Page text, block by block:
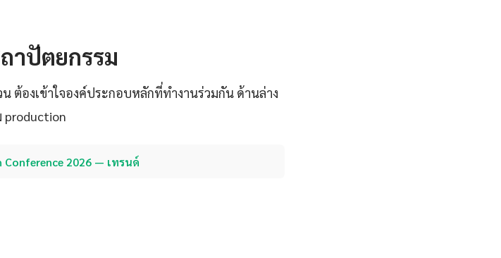
าปัตยกรรม
ต้องเข้าใจองค์ประกอบหลักที่ทำงานร่วมกัน ด้านล่าง
production
2026 — เทรนด์